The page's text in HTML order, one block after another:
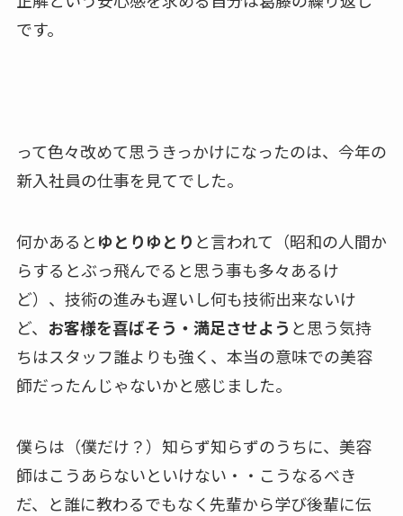
です。
って色々改めて思うきっかけになったのは、今年の
新入社員の仕事を見てでした。
何かあるとゆとりゆとり と言われて（昭和の人間か
らするとぶっ飛んでると思う事も多々あるけ
ど）、技術の進みも遅いし何も技術出来ないけ
ど、 お客様を喜ばそう・満足させよう と思う気持
ちはスタッフ誰よりも強く、本当の意味での美容
師だったんじゃないかと感じました。
僕らは（僕だけ？）知らず知らずのうちに、美容
師はこうあらないといけない・・こうなるべき
だ、と誰に教わるでもなく先輩から学び後輩に伝